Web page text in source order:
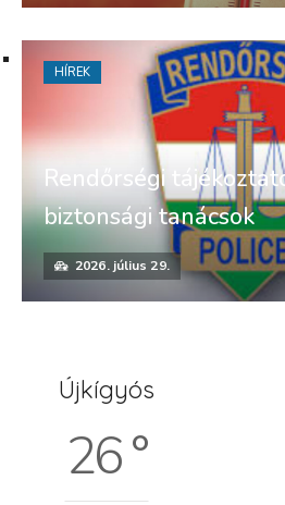
Rendőrségi
biztonsági tanácsok
2026. július 29.
HÍREK
Újkígyós
26 °